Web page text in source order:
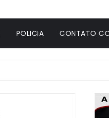
POLICIA CONTATO